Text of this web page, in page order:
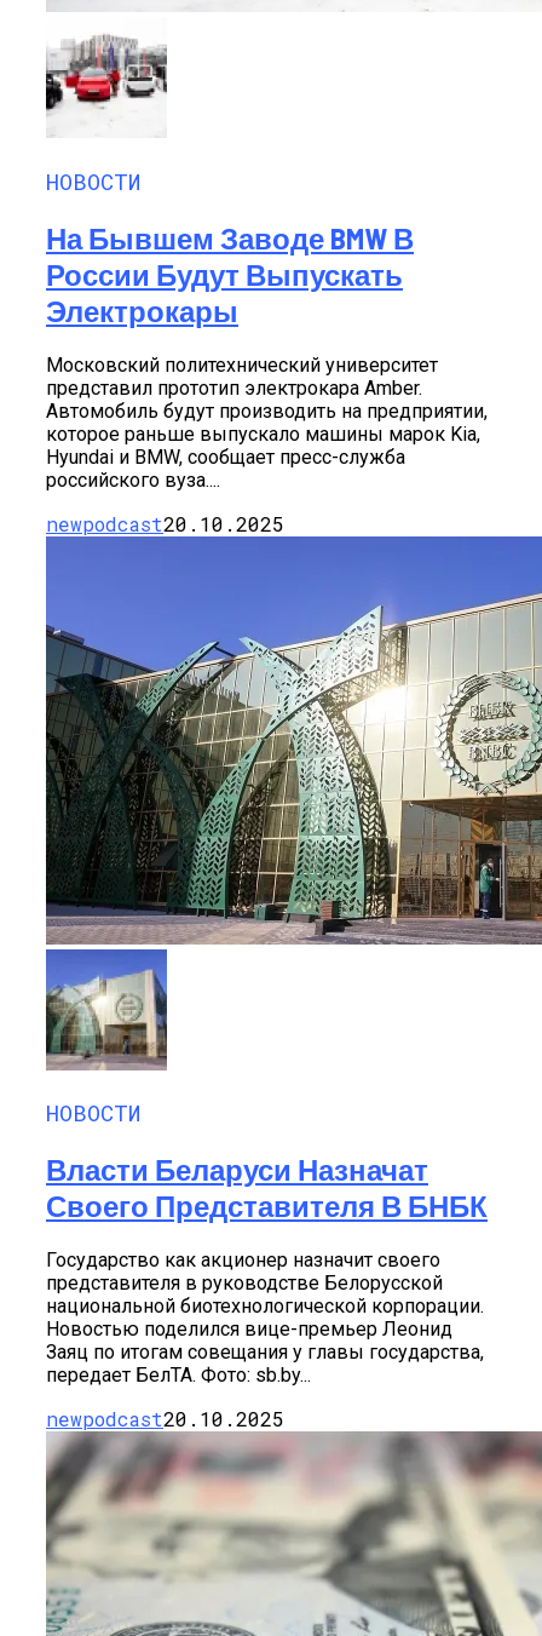
НОВОСТИ
На Бывшем Заводе BMW В
России Будут Выпускать
Электрокары
Московский политехнический университет
представил прототип электрокара Amber.
Автомобиль будут производить на предприятии,
которое раньше выпускало машины марок Kia,
Hyundai и BMW, сообщает пресс-служба
российского вуза....
newpodcast20.10.2025
НОВОСТИ
Власти Беларуси Назначат
Своего Представителя В БНБК
Государство как акционер назначит своего
представителя в руководстве Белорусской
национальной биотехнологической корпорации.
Новостью поделился вице-премьер Леонид
Заяц по итогам совещания у главы государства,
передает БелТА. Фото: sb.by...
newpodcast20.10.2025